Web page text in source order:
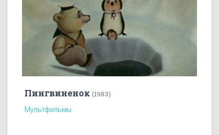
Пингвиненок (1983)
Мультфильмы